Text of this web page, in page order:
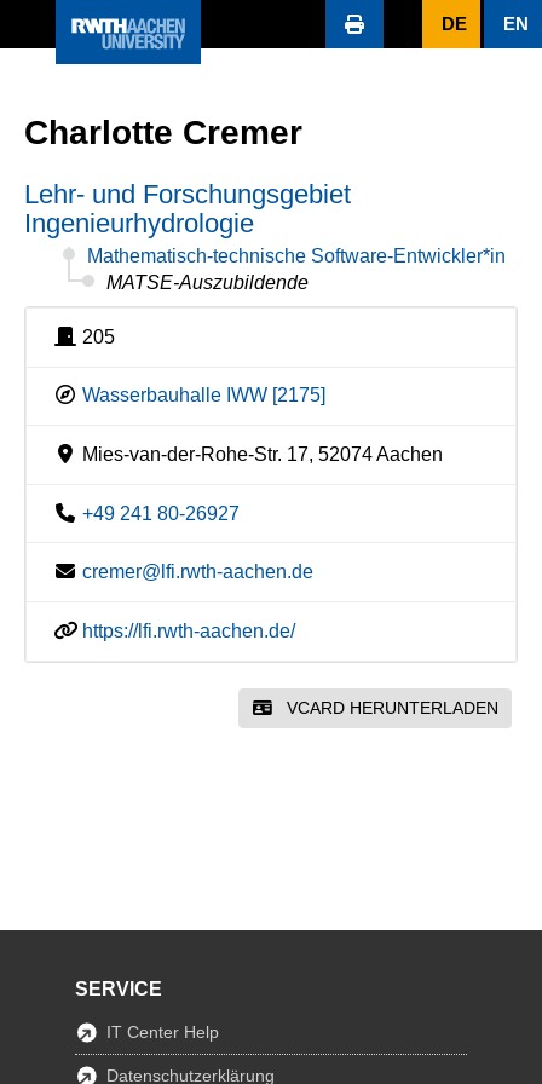
DE EN
Charlotte Cremer
Lehr- und Forschungsgebiet
Ingenieurhydrologie
Mathematisch-technische Software-Entwickler*in
MATSE-Auszubildende
205
Wasserbauhalle IWW [2175]
Mies-van-der-Rohe-Str. 17, 52074 Aachen
+49 241 80-26927
cremer@lfi.rwth-aachen.de
https://lfi.rwth-aachen.de/
VCARD HERUNTERLADEN
SERVICE
IT Center Help
Datenschutzerklärung